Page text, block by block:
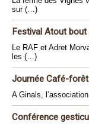
sur (…)
Festival Atout bout
Le RAF et Adret
les (…)
Journée Café-
A Ginals,
Conférence